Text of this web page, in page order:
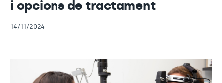
i opcions de tractament
14/11/2024